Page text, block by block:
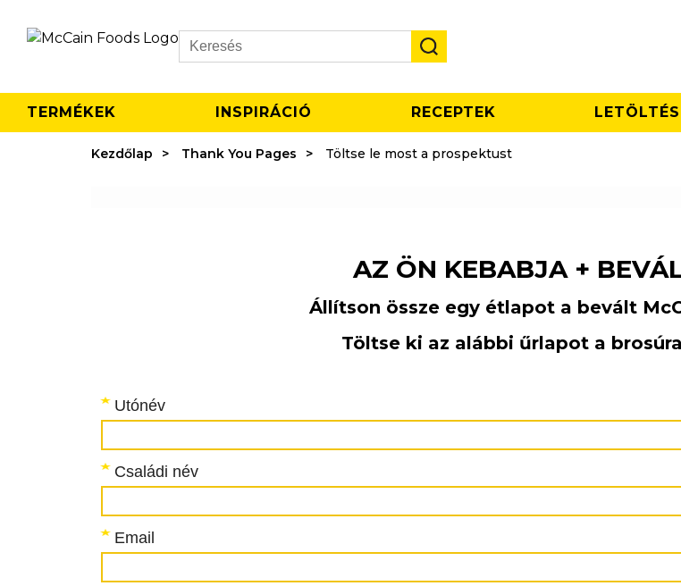
Search
TERMÉKEK INSPIRÁCIÓ RECEPTEK LETÖLTÉS
Kezdőlap Thank You Pages Töltse le most a prospektust
AZ ÖN KEBABJA +
Állítson össze egy étlapot a bevált
Töltse ki az alábbi űrlapot a